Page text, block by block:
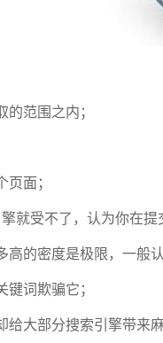
范围之内；
面；
就受不了，认为你在提
的密度是极限，一般
词欺骗它；
大部分搜索引擎带